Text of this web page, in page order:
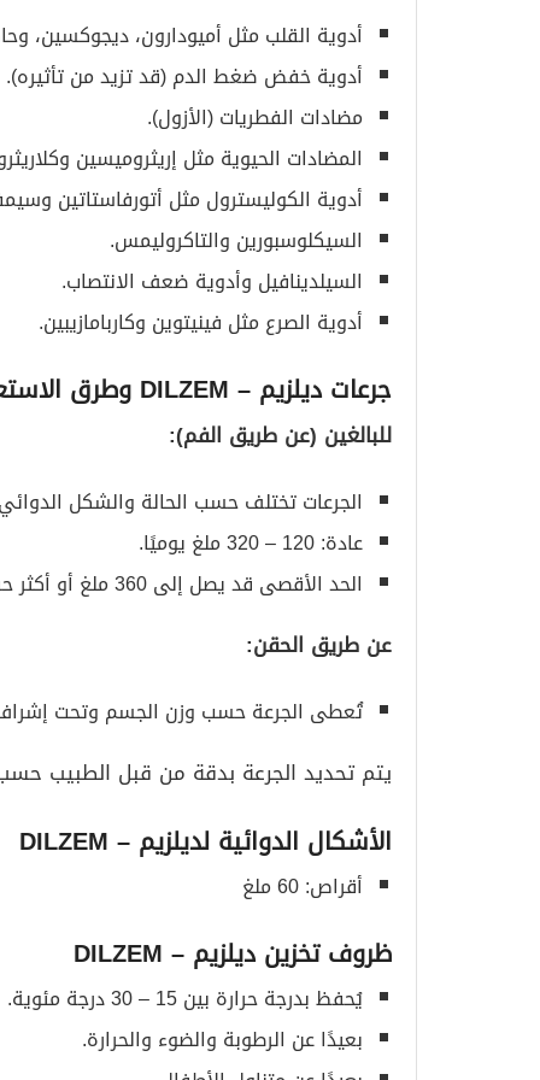
أدوية القلب مثل أميودارون، ديجوكسين،
أدوية خفض ضغط الدم (قد تزيد من تأثيره).
مضادات الفطريات (الأزول).
المضادات الحيوية مثل إريثروميسين
أدوية الكوليسترول مثل أتورفاستاتين
السيكلوسبورين والتاكروليمس.
السيلدينافيل وأدوية ضعف الانتصاب.
أدوية الصرع مثل فينيتوين وكاربامازيبين.
جرعات ديلزيم – DILZEM وطرق
للبالغين (عن طريق الفم):
الجرعات تختلف حسب الحالة والشكل
عادة: 120 – 320 ملغ يوميًا.
الحد الأقصى قد يصل إلى 360 ملغ أو أكثر حسب الحالة.
عن طريق الحقن:
تُعطى الجرعة حسب وزن الجسم وتحت
يتم تحديد الجرعة بدقة من قبل الطبيب
الأشكال الدوائية لديلزيم – DILZEM
أقراص: 60 ملغ
ظروف تخزين ديلزيم – DILZEM
يُحفظ بدرجة حرارة بين 15 – 30 درجة مئوية.
بعيدًا عن الرطوبة والضوء والحرارة.